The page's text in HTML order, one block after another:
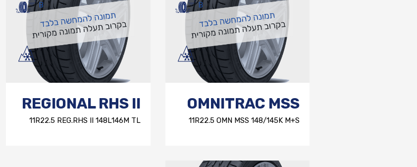
B
OMNITRAC MSS
11R22.5 OMN MSS 148/145K M+S
B
REGIONAL RHS II
11R22.5 REG.RHS II 148L146M TL